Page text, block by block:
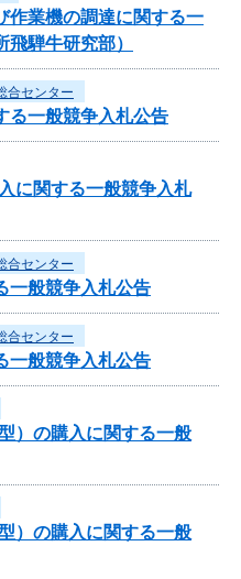
作業機の調達に関する一
騨牛研究部）
合センター
る一般競争入札公告
に関する一般競争入札
合センター
一般競争入札公告
合センター
一般競争入札公告
）の購入に関する一般
）の購入に関する一般